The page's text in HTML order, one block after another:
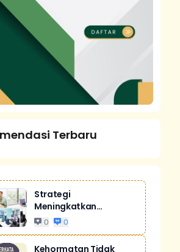
Terbaru
Strategi
Meningkatkan
Penjualan Melalui
0 0
Kehormatan Tidak